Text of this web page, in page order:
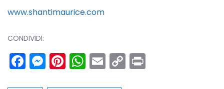
www.shantimaurice.com
CONDIVIDI:
Facebook
Messenger
Pinterest
WhatsApp
Email
Copy
Link